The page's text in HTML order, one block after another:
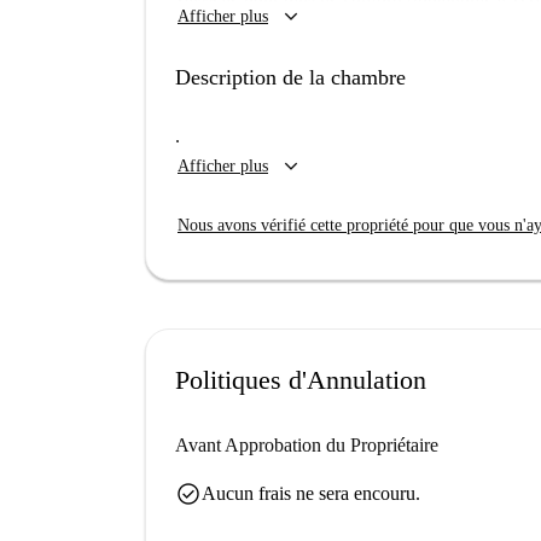
standing. Les couples ne sont pas admis, mais
Situé dans un quartier animé de Berlin, vous
quartier offre une excellente accessibilité et une
Afficher plus keyboard_arrow_down
Description de la chambre
.
Afficher plus keyboard_arrow_down
Nous avons vérifié cette propriété pour que vous
Politiques d'Annulation
Avant Approbation du Propriétaire
check_circleAucun frais ne sera encouru.